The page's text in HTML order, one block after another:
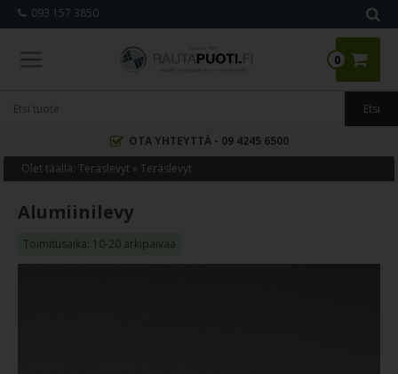
093 157 3850
0
OTA YHTEYTTÄ - 09 4245 6500
Olet täällä:Teräslevyt »Teräslevyt
Alumiinilevy
Toimitusaika: 10-20 arkipäivää